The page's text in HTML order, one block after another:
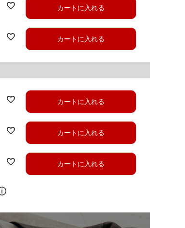
カートに入れる
カートに入れる
カートに入れる
カートに入れる
カートに入れる